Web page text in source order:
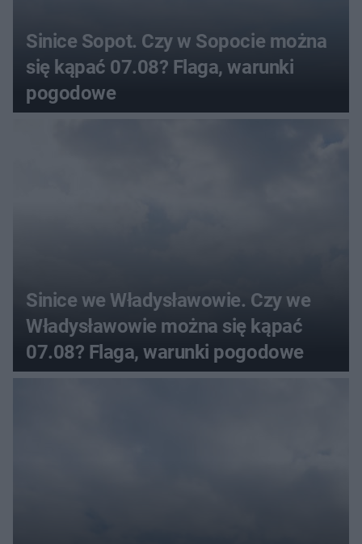
Sinice Sopot. Czy w Sopocie można
się kąpać 07.08? Flaga, warunki
pogodowe
Sinice we Władysławowie. Czy we
Władysławowie można się kąpać
07.08? Flaga, warunki pogodowe